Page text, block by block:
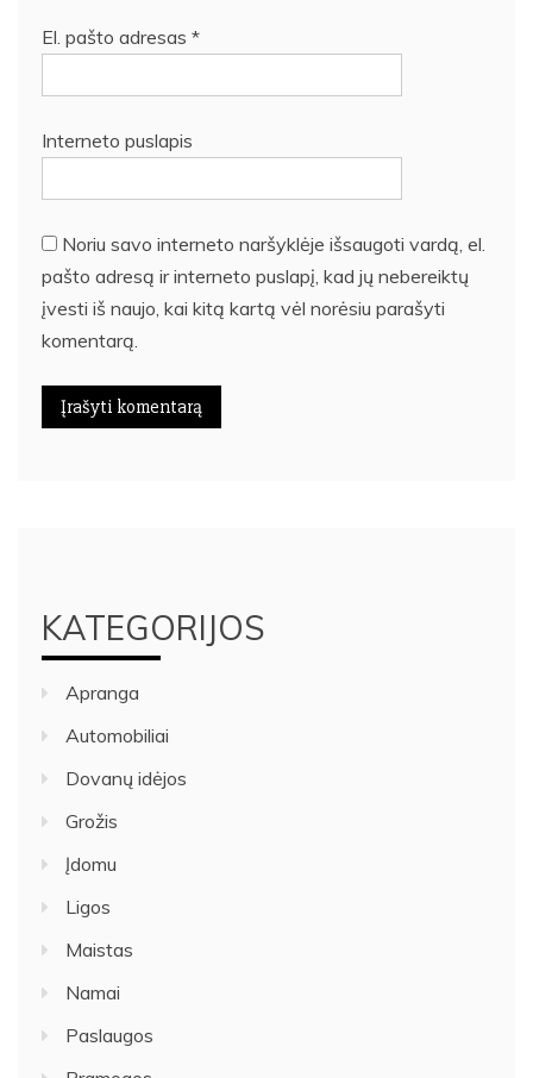
El. pašto adresas *
Interneto puslapis
Noriu savo interneto naršyklėje išsaugoti vardą, el.
pašto adresą ir interneto puslapį, kad jų nebereiktų
įvesti iš naujo, kai kitą kartą vėl norėsiu parašyti
komentarą.
KATEGORIJOS
Apranga
Automobiliai
Dovanų idėjos
Grožis
Įdomu
Ligos
Maistas
Namai
Paslaugos